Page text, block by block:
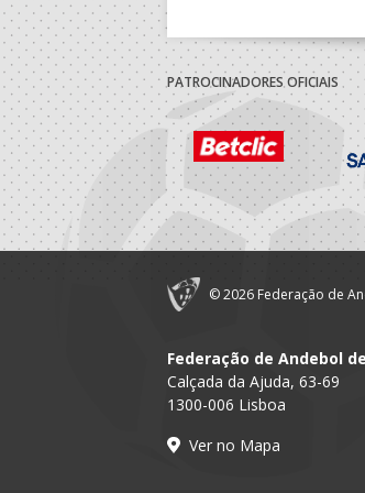
PATROCINADORES OFICIAIS
© 2026 Federação de
Federação de Andebol
Calçada da Ajuda, 63-69
1300-006 Lisboa
Ver no Mapa